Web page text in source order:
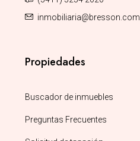
inmobiliaria@bresson.com
Propiedades
Buscador de inmuebles
Preguntas Frecuentes